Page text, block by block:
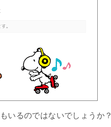
いるのではないでしょうか？